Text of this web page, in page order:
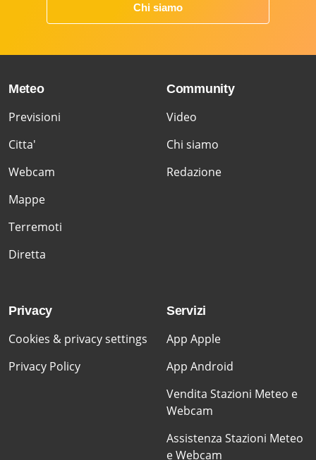
Chi siamo
Meteo
Previsioni
Citta'
Webcam
Mappe
Terremoti
Diretta
Community
Video
Chi siamo
Redazione
Privacy
Cookies & privacy settings
Privacy Policy
Servizi
App Apple
App Android
Vendita Stazioni Meteo e
Webcam
Assistenza Stazioni Meteo
e Webcam